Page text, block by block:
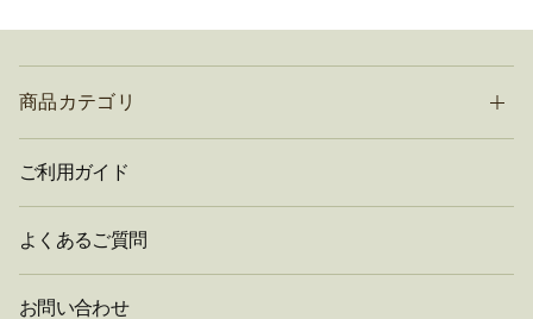
商品カテゴリ
ご利用ガイド
よくあるご質問
お問い合わせ